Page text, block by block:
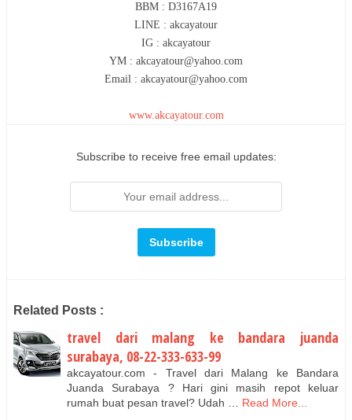
BBM : D3167A19
LINE : akcayatour
IG : akcayatour
YM : akcayatour@yahoo.com
Email : akcayatour@yahoo.com
www.akcayatour.com
Subscribe to receive free email updates:
Related Posts :
travel dari malang ke bandara juanda
surabaya, 08-22-333-633-99
akcayatour.com - Travel dari Malang ke Bandara
Juanda Surabaya ? Hari gini masih repot keluar
rumah buat pesan travel? Udah …
Read More...